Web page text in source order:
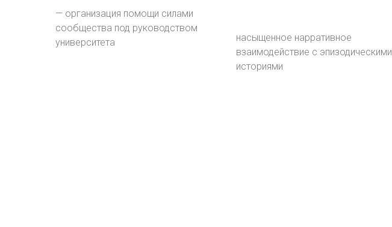
— организация помощи силами
сообщества под руководством
университета
насыщенное нарративное
взаимодействие с эпизодическими
историями